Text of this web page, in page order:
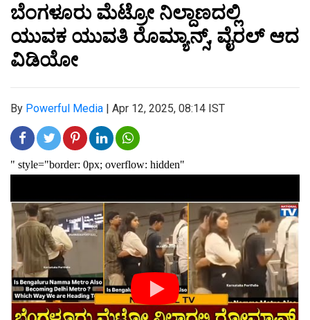
ಬೆಂಗಳೂರು ಮೆಟ್ರೋ ನಿಲ್ದಾಣದಲ್ಲಿ
ಯುವಕ ಯುವತಿ ರೊಮ್ಯಾನ್ಸ್, ವೈರಲ್ ಆದ
ವಿಡಿಯೋ
By Powerful Media | Apr 12, 2025, 08:14 IST